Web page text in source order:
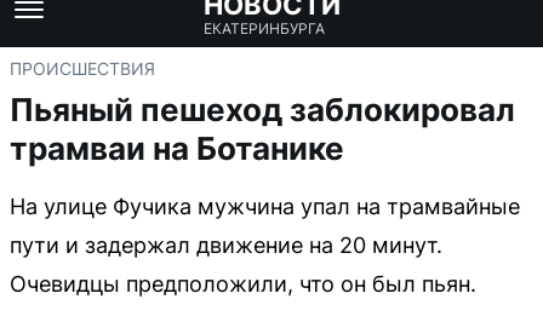
ЕКАТЕРИНБУРГА
ПРОИСШЕСТВИЯ
Пьяный пешеход заблокировал
трамваи на Ботанике
На улице Фучика мужчина упал на трамвайные
пути и задержал движение на 20 минут.
Очевидцы предположили, что он был пьян.